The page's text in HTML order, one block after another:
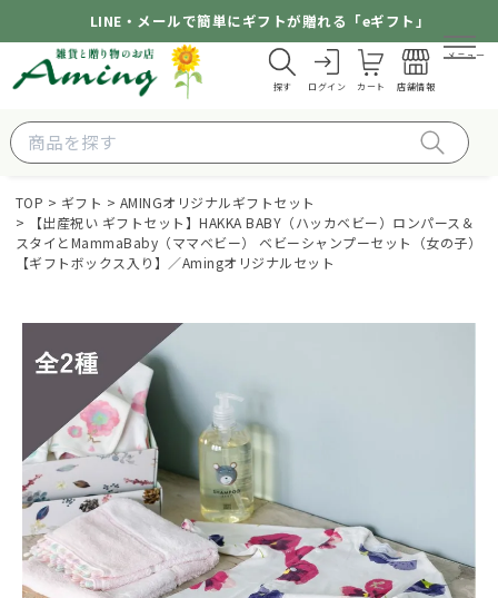
LINE・メールで簡単にギフトが贈れる「eギフト」
探す ログイン カート 店舗情報
メニュー
TOP ギフト
AMINGオリジナルギフトセット
【出産祝い ギフトセット】HAKKA BABY（ハッカベビー）ロンパース＆
スタイとMammaBaby（ママベビー） ベビーシャンプーセット（女の子）
【ギフトボックス入り】／Amingオリジナルセット